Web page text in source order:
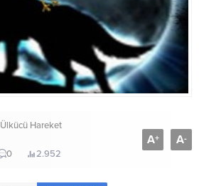
Ülkücü Hareket
0 2.952
A+ A-